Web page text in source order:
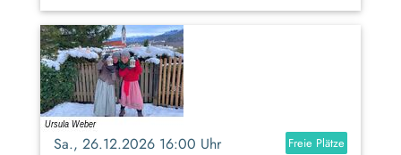
Sa., 26.12.2026 16:00 Uhr
Freie Plätze